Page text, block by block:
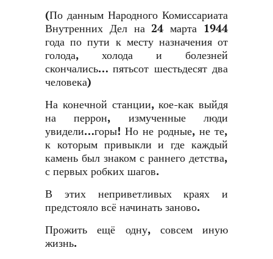
(По данным Народного Комиссариата
Внутренних Дел на 24 марта 1944
года по пути к месту назначения от
голода, холода и болезней
скончались… пятьсот шестьдесят два
человека)
На конечной станции, кое-как выйдя
на перрон, измученные люди
увидели…горы! Но не родные, не те,
к которым привыкли и где каждый
камень был знаком с раннего детства,
с первых робких шагов.
В этих неприветливых краях и
предстояло всё начинать заново.
Прожить ещё одну, совсем иную
жизнь.